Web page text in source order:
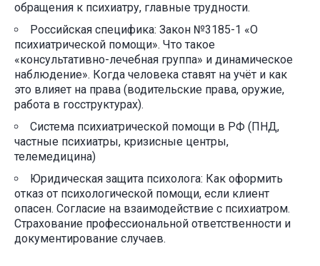
обращения к психиатру, главные трудности.
Российская специфика: Закон №3185-1 «О
психиатрической помощи». Что такое
«консультативно-лечебная группа» и динамическое
наблюдение». Когда человека ставят на учёт и как
это влияет на права (водительские права, оружие,
работа в госструктурах).
Система психиатрической помощи в РФ (ПНД,
частные психиатры, кризисные центры,
телемедицина)
Юридическая защита психолога: Как оформить
отказ от психологической помощи, если клиент
опасен. Согласие на взаимодействие с психиатром.
Страхование профессиональной ответственности и
документирование случаев.